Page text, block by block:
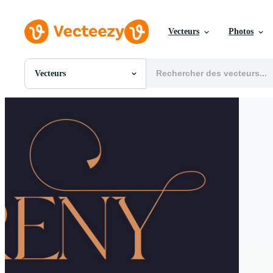
Vecteurs Photos
Vecteurs
Toutes Images
PSDs
Motion graphics
Images Éditoriales
Événements Éditoriaux